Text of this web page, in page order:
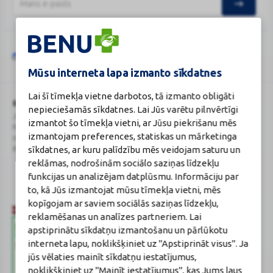
Mūsu interneta lapa izmanto sīkdatnes
Lai šī tīmekļa vietne darbotos, tā izmanto obligāti
nepieciešamās sīkdatnes. Lai Jūs varētu pilnvērtīgi
izmantot šo tīmekļa vietni, ar Jūsu piekrišanu mēs
izmantojam preferences, statiskas un mārketinga
sīkdatnes, ar kuru palīdzību mēs veidojam saturu un
reklāmas, nodrošinām sociālo saziņas līdzekļu
funkcijas un analizējam datplūsmu. Informāciju par
to, kā Jūs izmantojat mūsu tīmekļa vietni, mēs
kopīgojam ar saviem sociālās saziņas līdzekļu,
reklamēšanas un analīzes partneriem. Lai
apstiprinātu sīkdatņu izmantošanu un pārlūkotu
interneta lapu, noklikšķiniet uz "Apstiprināt visus". Ja
jūs vēlaties mainīt sīkdatņu iestatījumus,
noklikšķiniet uz "Mainīt iestatījumus", kas Jums ļaus
Google
reCAPTCHA
Šo vietni aizsargā „reCAPTCHA“, un uz to attiecas „Google“
BENU Aptieka Latvija, SIA
Juridiskā adrese / Faktiskā adrese:
Noliktavu iela 5, Dreiliņi, Stopiņu
novads, LV-2130
Reģistrācijas Nr.: 40003252167
Licence
Licences numurs:
A00010
E-aptiekas kontakti
Aptiekas vadītāja:
Sertificēta farmaceite: Jeļena
Gončarova
Reģistrācijas Nr.: F-0834
Sertifikāta Nr.: 215.2025